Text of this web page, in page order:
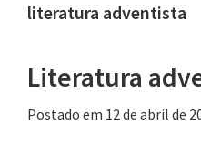
literatura adventista
Literatura
Postado em 12 de abril de